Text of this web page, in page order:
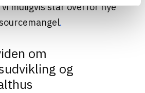
muligvis står overfor nye
.
om
og